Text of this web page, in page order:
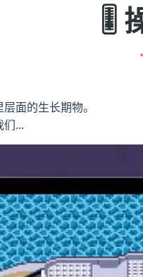
🎚️
面的生长期物。
...